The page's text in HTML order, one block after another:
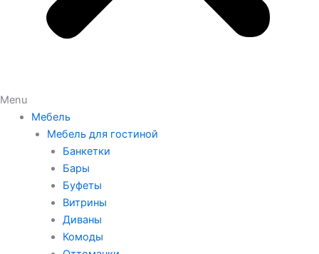
Menu
Мебель
Мебель для гостиной
Банкетки
Бары
Буфеты
Витрины
Диваны
Комоды